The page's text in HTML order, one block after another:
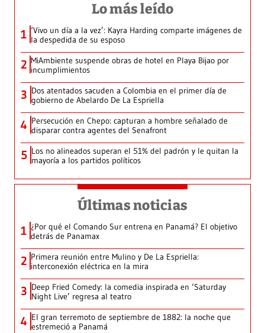
Lo más leído
1 ‘Vivo un día a la vez’: Kayra Harding comparte imágenes de
la despedida de su esposo
2 MiAmbiente suspende obras de hotel en Playa Bijao por
incumplimientos
3 Dos atentados sacuden a Colombia en el primer día de
gobierno de Abelardo De La Espriella
4 Persecución en Chepo: capturan a hombre señalado de
disparar contra agentes del Senafront
5 Los no alineados superan el 51% del padrón y le quitan la
mayoría a los partidos políticos
Últimas noticias
1 ¿Por qué el Comando Sur entrena en Panamá? El objetivo
detrás de Panamax
2 Primera reunión entre Mulino y De La Espriella:
interconexión eléctrica en la mira
3 Deep Fried Comedy: la comedia inspirada en ‘Saturday
Night Live’ regresa al teatro
4 El gran terremoto de septiembre de 1882: la noche que
estremeció a Panamá